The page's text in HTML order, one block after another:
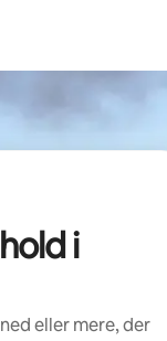
i
eller mere, der